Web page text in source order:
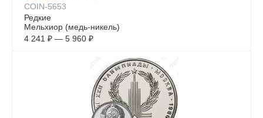
COIN-5653
Редкие
Мельхиор (медь-никель)
4 241 ₽ — 5 960 ₽